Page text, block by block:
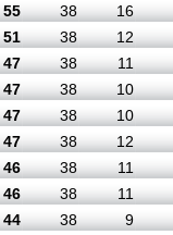
55 38
16
51 38
12
47 38
11
47 38
10
47 38
10
47 38
12
46 38
11
46 38
11
44 38
9